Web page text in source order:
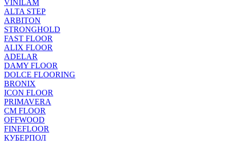
VINILAM
ALTA STEP
ARBITON
STRONGHOLD
FAST FLOOR
ALIX FLOOR
ADELAR
DAMY FLOOR
DOLCE FLOORING
BRONIX
ICON FLOOR
PRIMAVERA
CM FLOOR
OFFWOOD
FINEFLOOR
КУБЕРПОЛ